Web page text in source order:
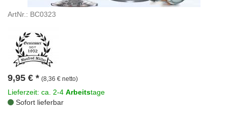
ArtNr.: BC0323
9,95 € * (8,36 € netto)
Lieferzeit: ca. 2-4 Arbeitstage
Sofort lieferbar